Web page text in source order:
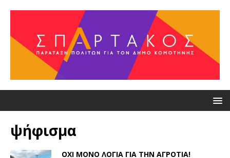
ψήφισμα
ΟΧΙ ΜΟΝΟ ΛΟΓΙΑ ΓΙΑ ΤΗΝ ΑΓΡΟΤΙΑ!